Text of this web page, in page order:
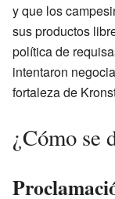
y que los
sus productos
política de
intentaron
fortaleza de
¿Cómo se